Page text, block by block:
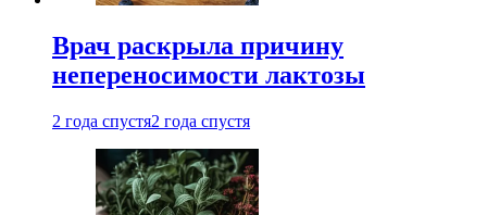
Врач раскрыла причину
непереносимости лактозы
2 года спустя2 года спустя